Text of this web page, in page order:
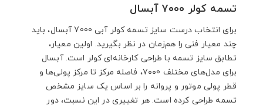
تسمه کولر ۷۰۰۰ آبسال
برای انتخاب درست سایز تسمه کولر آبی 7000 آبسال، باید
چند معیار فنی را هم‌زمان در نظر بگیرید. اولین معیار،
تطابق سایز تسمه با طراحی کارخانه‌ای کولر است. آبسال
برای مدل‌های مختلف ۷۰۰0، فاصله مرکز تا مرکز پولی‌ها و
قطر پولی موتور و پروانه را بر اساس یک سایز مشخص
تسمه طراحی کرده است. هر تغییری در این نسبت، دور